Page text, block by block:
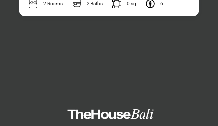
2 Rooms 2 Baths 0 sq 6